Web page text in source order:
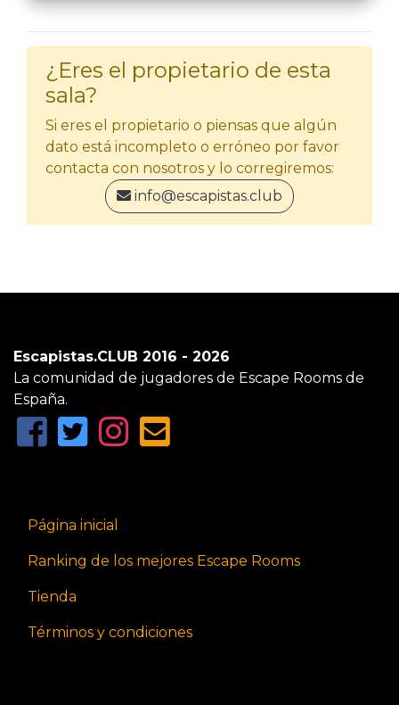
¿Eres el propietario de esta
sala?
Si eres el propietario o piensas que algún
dato está incompleto o erróneo por favor
contacta con nosotros y lo corregiremos:
info@escapistas.club
Escapistas.CLUB 2016 - 2026
La comunidad de jugadores de Escape Rooms de
España.
Página inicial
Ranking de los mejores Escape Rooms
Tienda
Términos y condiciones